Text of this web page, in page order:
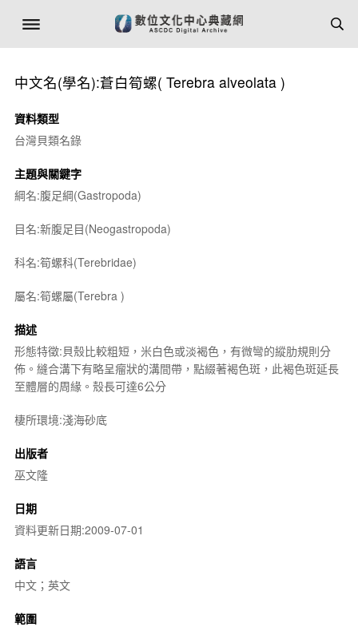
中文名(學名):蒼白筍螺( Terebra alveolata)
資料類型
台灣貝類名錄
主題與關鍵字
綱名:腹足綱(Gastropoda)
目名:新腹足目(Neogastropoda)
科名:筍螺科(Terebridae)
屬名:筍螺屬(Terebra)
描述
形態特徵:貝殼比較粗短，米白色或淡褐色，有微彎的縱肋規則分
佈。縫合溝下有略呈瘤狀的溝間帶，點綴著褐色斑，此褐色斑延長
至體層的周緣。殼長可達6公分
棲所環境:淺海砂底
出版者
巫文隆
日期
資料更新日期:2009-07-01
語言
中文；英文
範圍